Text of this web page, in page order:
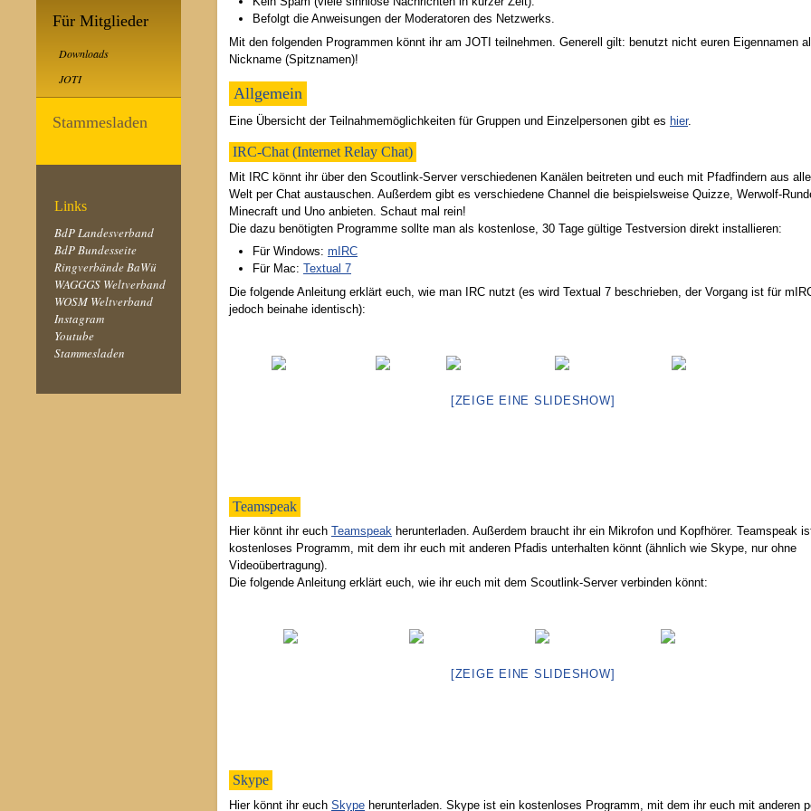
Für Mitglieder
Downloads
JOTI
Stammesladen
Links
BdP Landesverband
BdP Bundesseite
Ringverbände BaWü
WAGGGS Weltverband
WOSM Weltverband
Instagram
Youtube
Stammesladen
Befolgt die Anweisungen der Moderatoren des Netzwerks.
Mit den folgenden Programmen könnt ihr am JOTI teilnehmen. Generell gilt: benutzt nicht euren Eigennamen
Nickname (Spitznamen)!
Allgemein
Eine Übersicht der Teilnahmemöglichkeiten für Gruppen und Einzelpersonen gibt es hier.
IRC-Chat (Internet Relay Chat)
Mit IRC könnt ihr über den Scoutlink-Server verschiedenen Kanälen beitreten und euch mit Pfadfindern aus
Welt per Chat austauschen. Außerdem gibt es verschiedene Channel die beispielsweise Quizze, Werwolf-
Minecraft und Uno anbieten. Schaut mal rein!
Die dazu benötigten Programme sollte man als kostenlose, 30 Tage gültige Testversion direkt installieren:
Für Windows:mIRC
Für Mac:Textual 7
Die folgende Anleitung erklärt euch, wie man IRC nutzt (es wird Textual 7 beschrieben, der Vorgang ist für
jedoch beinahe identisch):
[ZEIGE EINE SLIDESHOW]
Teamspeak
Hier könnt ihr euch Teamspeak herunterladen. Außerdem braucht ihr ein Mikrofon und Kopfhörer. Teamspeak
kostenloses Programm, mit dem ihr euch mit anderen Pfadis unterhalten könnt (ähnlich wie Skype, nur ohne
Videoübertragung).
Die folgende Anleitung erklärt euch, wie ihr euch mit dem Scoutlink-Server verbinden könnt:
[ZEIGE EINE SLIDESHOW]
Skype
Hier könnt ihr euch Skype herunterladen. Skype ist ein kostenloses Programm, mit dem ihr euch mit anderen